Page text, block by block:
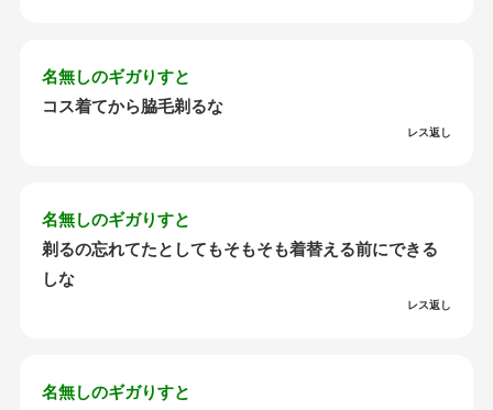
名無しのギガりすと
コス着てから脇毛剃るな
レス返し
名無しのギガりすと
剃るの忘れてたとしてもそもそも着替える前にできる
しな
レス返し
名無しのギガりすと